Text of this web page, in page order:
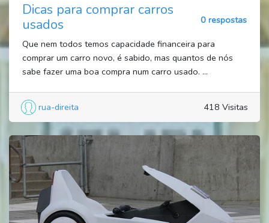
Dicas para comprar carros
usados
0 respostas
Que nem todos temos capacidade financeira para
comprar um carro novo, é sabido, mas quantos de nós
sabe fazer uma boa compra num carro usado. ...
rua-direita 418 Visitas